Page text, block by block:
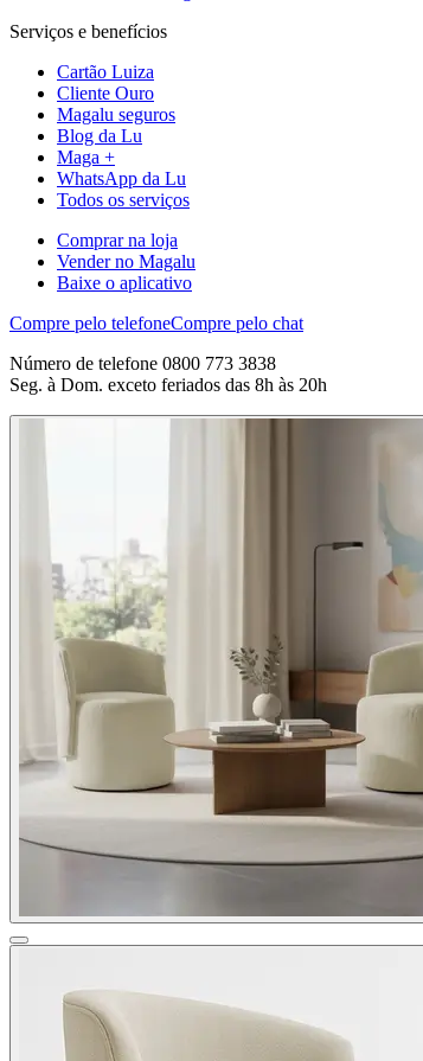
Serviços e benefícios
Cartão Luiza
Cliente Ouro
Magalu seguros
Blog da Lu
Maga +
WhatsApp da Lu
Todos os serviços
Comprar na loja
Vender no Magalu
Baixe o aplicativo
Compre pelo telefoneCompre pelo chat
Número de telefone 0800 773 3838
Seg. à Dom. exceto feriados das 8h às 20h